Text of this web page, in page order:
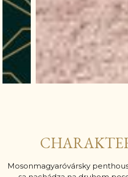
Mosonmagyaróvársky